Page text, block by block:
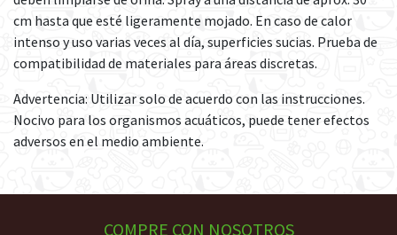
cm hasta que esté ligeramente mojado. En caso de calor
intenso y uso varias veces al día, superficies sucias. Prueba de
compatibilidad de materiales para áreas discretas.
Advertencia: Utilizar solo de acuerdo con las instrucciones.
Nocivo para los organismos acuáticos, puede tener efectos
adversos en el medio ambiente.
COMPRE CON NOSOTROS